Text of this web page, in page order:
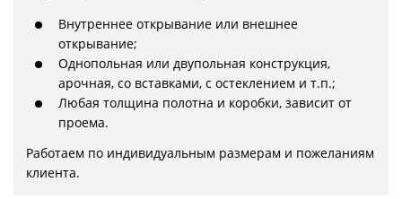
Внутреннее открывание или внешнее
открывание;
Однопольная или двупольная конструкция,
арочная, со вставками, с остеклением и т.п.;
Любая толщина полотна и коробки, зависит от
проема.
Работаем по индивидуальным размерам и пожеланиям
клиента.